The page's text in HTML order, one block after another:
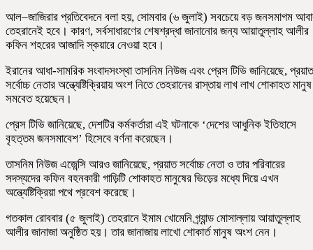
আল–জাজিরার প্রতিবেদনে বলা হয়, সোমবার (৬ জুলাই) সবচেয়ে বড় জনসমাগম
তেহরানেই হবে। কারণ, সর্বসাধারণের শেষশ্রদ্ধা জানানোর জন্য আয়াতুল্লাহ আলীর
কফিন শহরের আজাদি স্কয়ারে নেওয়া হবে।
ইরানের আধা-সামরিক সংবাদসংস্থা তাসনিম নিউজ এবং প্রেস টিভি জানিয়েছে, প্রয়াত
সর্বোচ্চ নেতার অন্ত্যেষ্টিক্রিয়ায় অংশ নিতে তেহরানের রাস্তায় লাখ লাখ শোকাহত মানুষ
সমবেত হয়েছেন।
প্রেস টিভি জানিয়েছে, দেশটির কর্মকর্তারা এই ঘটনাকে ‘দেশের আধুনিক ইতিহাসে
বৃহত্তম জনসমাবেশ’ হিসেবে বর্ণনা করেছেন।
তাসনিম নিউজ এজেন্সি আরও জানিয়েছে, প্রয়াত সর্বোচ্চ নেতা ও তার পরিবারের
সদস্যদের কফিন বহনকারী গাড়িটি শোকাহত মানুষের ভিড়ের মধ্যে দিয়ে এখন
অন্ত্যেষ্টিক্রিয়া পথে প্রবেশ করেছে।
গতকাল রোববার (৫ জুলাই) তেহরানে ইমাম খোমেনি গ্র্যান্ড মোসাল্লায় আয়াতুল্লাহ
আলীর জানাজা অনুষ্ঠিত হয়। তার জানাজায় লাখো শোকার্ত মানুষ অংশ নেন।